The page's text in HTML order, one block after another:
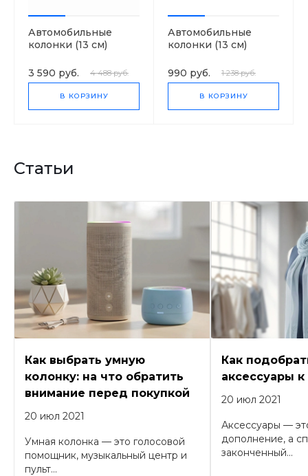
Автомобильные
колонки (13 см)
3 590 руб.
4 488 руб.
В КОРЗИНУ
Автомобильные
колонки (13 см)
990 руб.
1 238 руб.
В КОРЗИНУ
Статьи
Как выбрать умную
колонку: на что обратить
внимание перед покупкой
20 июл 2021
Умная колонка — это голосовой
помощник, музыкальный центр и
пульт...
Как
аксессуары
20 июл 2021
Аксессуары —
дополнение, а
законченный...